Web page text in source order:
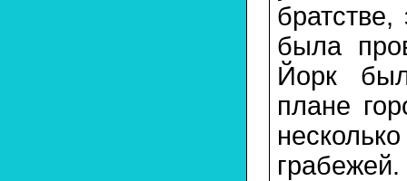
была
Йорк
плане
грабежей.